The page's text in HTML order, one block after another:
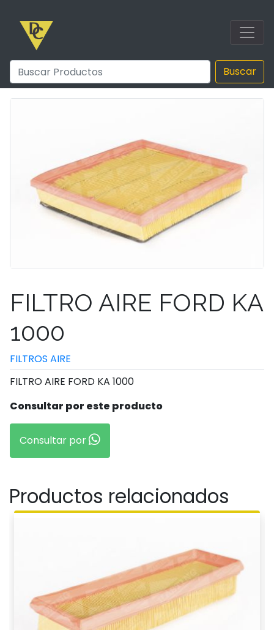
Buscar
FILTRO AIRE FORD KA
1000
FILTROS AIRE
FILTRO AIRE FORD KA 1000
Consultar por este producto
Consultar por
Productos relacionados